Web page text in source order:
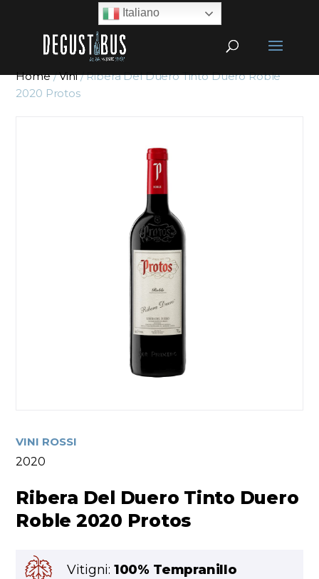
Home/Vini/ Ribera Del Duero Tinto Duero Roble
2020 Protos
VINI ROSSI
2020
Ribera Del Duero Tinto Duero
Roble 2020 Protos
Vitigni: 100% Tempranillo
Italiano